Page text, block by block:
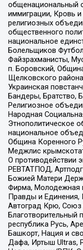
общенациональный
иммиграции, Кровь
религиозных
общественного
национальное
Болельщиков
Файзрахманисты,
п. Боровский,
Щелковского
Украинская
Бандеры, Братство,
Религиозное
Народная
Этнополитическое
национальное
Община Коренного
Меджлис
О противодействии
РЕВТАТПОД,
Божией Матери
Фирма, Молодежная
Правды и Единения,
Автоград Крю, Союз
Благотворительный
республика Русь,
Башкорт, Нация и
Дафа, Иртыш Ultras,